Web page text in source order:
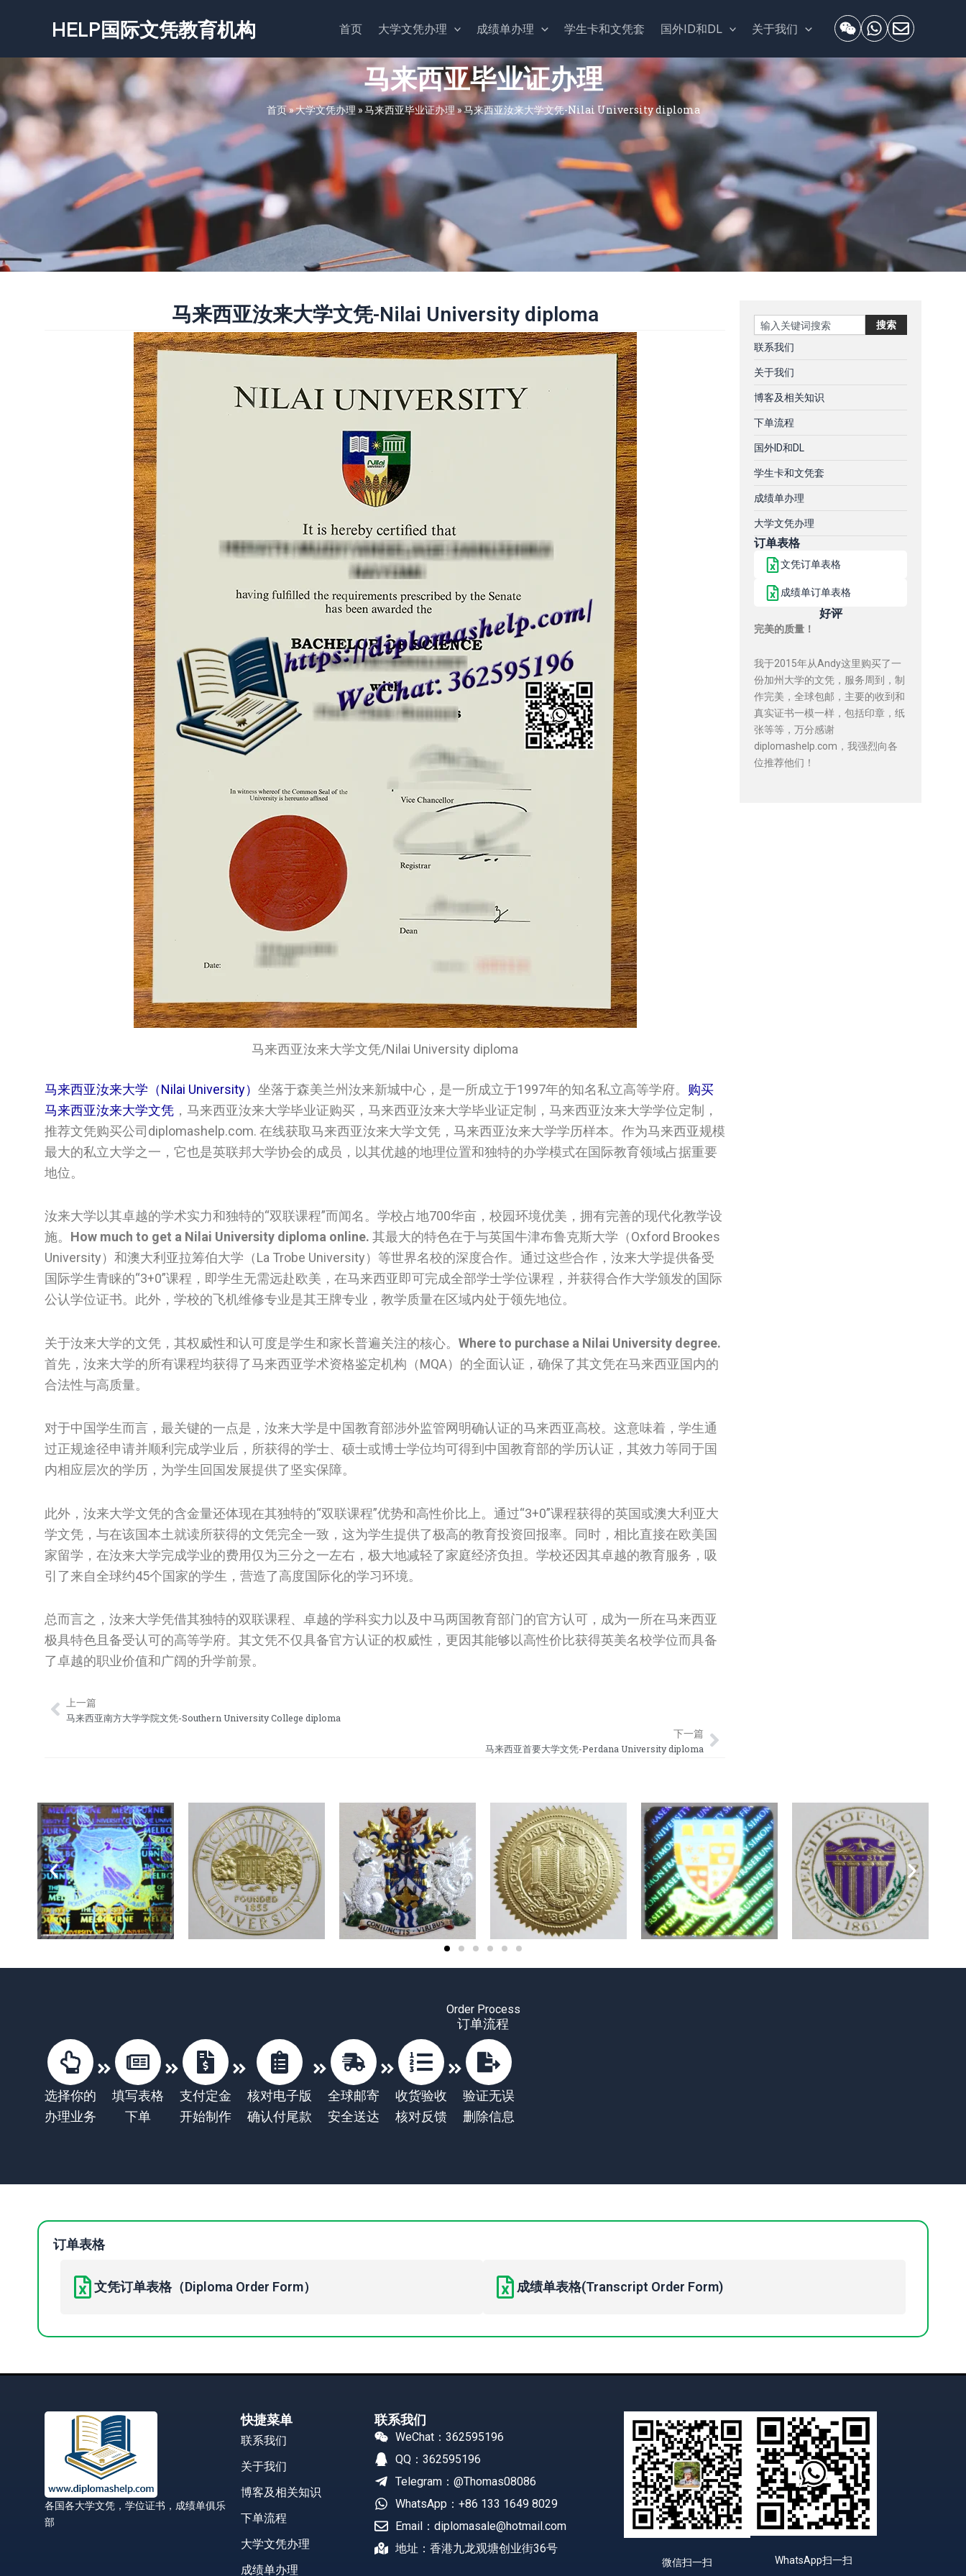
容
HELP国际文凭教育机构 首页 大学文凭办理 成绩单办理 学生卡和文凭套 国外ID和DL 关于我们
马来西亚毕业证办理
首页»大学文凭办理 »马来西亚毕业证办理»马来西亚汝来大学文凭-Nilai University diploma
马来西亚汝来大学文凭-Nilai University diploma
马来西亚汝来大学文凭/Nilai University diploma
马来西亚汝来大学（Nilai University） 坐落于森美兰州汝来新城中心，是一所成立于1997年的知名私立高等学府。 购买
马来西亚汝来大学文凭 ，马来西亚汝来大学毕业证购买，马来西亚汝来大学毕业证定制，马来西亚汝来大学学位定制，
推荐文凭购买公司diplomashelp.com. 在线获取马来西亚汝来大学文凭，马来西亚汝来大学学历样本。作为马来西亚规模
最大的私立大学之一，它也是英联邦大学协会的成员，以其优越的地理位置和独特的办学模式在国际教育领域占据重要
地位。
汝来大学以其卓越的学术实力和独特的“双联课程”而闻名。学校占地700华亩，校园环境优美，拥有完善的现代化教学设
施。 How much to get a Nilai University diploma online. 其最大的特色在于与英国牛津布鲁克斯大学（Oxford Brookes
University）和澳大利亚拉筹伯大学（La Trobe University）等世界名校的深度合作。通过这些合作，汝来大学提供备受
国际学生青睐的“3+0”课程，即学生无需远赴欧美，在马来西亚即可完成全部学士学位课程，并获得合作大学颁发的国际
公认学位证书。此外，学校的飞机维修专业是其王牌专业，教学质量在区域内处于领先地位。
关于汝来大学的文凭，其权威性和认可度是学生和家长普遍关注的核心。 Where to purchase a Nilai University degree.
首先，汝来大学的所有课程均获得了马来西亚学术资格鉴定机构（MQA）的全面认证，确保了其文凭在马来西亚国内的
合法性与高质量。
对于中国学生而言，最关键的一点是，汝来大学是中国教育部涉外监管网明确认证的马来西亚高校。这意味着，学生通
过正规途径申请并顺利完成学业后，所获得的学士、硕士或博士学位均可得到中国教育部的学历认证，其效力等同于国
内相应层次的学历，为学生回国发展提供了坚实保障。
此外，汝来大学文凭的含金量还体现在其独特的“双联课程”优势和高性价比上。通过“3+0”课程获得的英国或澳大利亚大
学文凭，与在该国本土就读所获得的文凭完全一致，这为学生提供了极高的教育投资回报率。同时，相比直接在欧美国
家留学，在汝来大学完成学业的费用仅为三分之一左右，极大地减轻了家庭经济负担。学校还因其卓越的教育服务，吸
引了来自全球约45个国家的学生，营造了高度国际化的学习环境。
总而言之，汝来大学凭借其独特的双联课程、卓越的学科实力以及中马两国教育部门的官方认可，成为一所在马来西亚
极具特色且备受认可的高等学府。其文凭不仅具备官方认证的权威性，更因其能够以高性价比获得英美名校学位而具备
了卓越的职业价值和广阔的升学前景。
Prev
上一篇
马来西亚南方大学学院文凭-Southern University College diploma
下一篇
马来西亚首要大学文凭-Perdana University diploma
Search 搜索
联系我们
关于我们
博客及相关知识
下单流程
国外ID和DL
学生卡和文凭套
成绩单办理
大学文凭办理
订单表格
文凭订单表格
成绩单订单表格
好评
完美的质量！
我于2015年从Andy这里购买了一
份加州大学的文凭，服务周到，制
作完美，全球包邮，主要的收到和
真实证书一模一样，包括印章，纸
张等等，万分感谢
diplomashelp.com，我强烈向各
位推荐他们！
Order Process
订单流程
选择你的
办理业务
填写表格
下单
支付定金
开始制作
核对电子版
确认付尾款
全球邮寄
安全送达
收货验收
核对反馈
验证无误
删除信息
订单表格
文凭订单表格（Diploma Order Form） 成绩单表格(Transcript Order Form)
各国各大学文凭，学位证书，成绩单俱乐
部
快捷菜单
联系我们
关于我们
博客及相关知识
下单流程
大学文凭办理
成绩单办理
联系我们
WeChat：362595196
QQ：362595196
Telegram：@Thomas08086
WhatsApp：+86 133 1649 8029
Email：diplomasale@hotmail.com
地址：香港九龙观塘创业街36号
微信扫一扫 WhatsApp扫一扫